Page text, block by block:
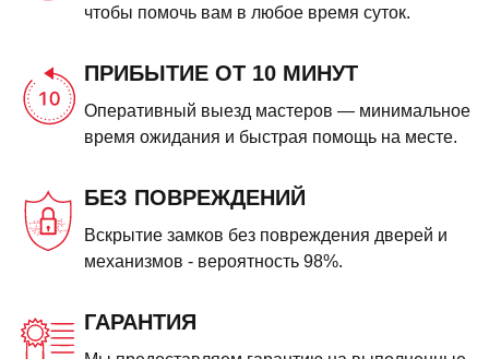
чтобы помочь вам в любое время суток.
ПРИБЫТИЕ ОТ 10 МИНУТ
Оперативный выезд мастеров — минимальное
время ожидания и быстрая помощь на месте.
БЕЗ ПОВРЕЖДЕНИЙ
Вскрытие замков без повреждения дверей и
механизмов - вероятность 98%.
ГАРАНТИЯ